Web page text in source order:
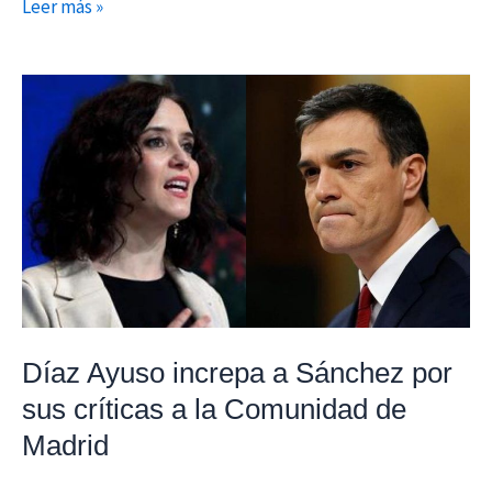
Leer más »
Díaz Ayuso increpa a Sánchez por
sus críticas a la Comunidad de
Madrid
Ayuso
increpa
Sánchez
por
sus
críticas
a
la
Comunidad
Madrid